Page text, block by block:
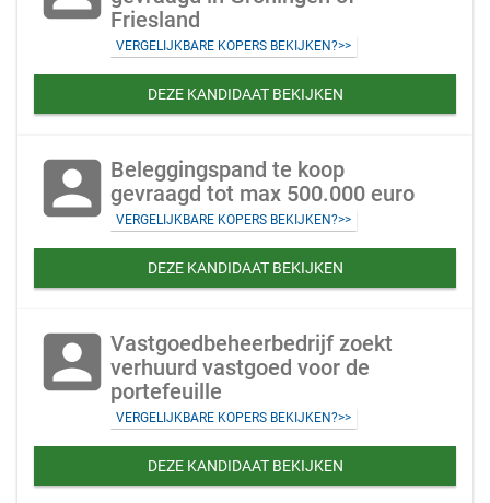
Friesland
VERGELIJKBARE KOPERS BEKIJKEN?>>
DEZE KANDIDAAT BEKIJKEN
account_box Beleggingspand te koop
gevraagd tot max 500.000 euro
VERGELIJKBARE KOPERS BEKIJKEN?>>
DEZE KANDIDAAT BEKIJKEN
account_box Vastgoedbeheerbedrijf zoekt
verhuurd vastgoed voor de
portefeuille
VERGELIJKBARE KOPERS BEKIJKEN?>>
DEZE KANDIDAAT BEKIJKEN